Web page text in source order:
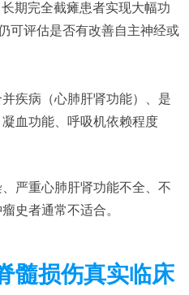
长期完全截瘫患者实现大幅功
可评估是否有改善自主神经或
疾病（心肺肝肾功能）、是
血功能、呼吸机依赖程度
、严重心肺肝肾功能不全、不
史者通常不适合。
髓损伤真实临床